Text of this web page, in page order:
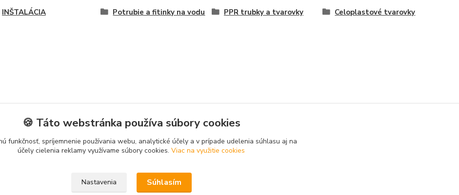
INŠTALÁCIA Potrubie a fitinky na vodu PPR trubky a tvarovky Celoplastové tvarovky
🍪 Táto webstránka používa súbory cookies
funkčnosť, spríjemnenie používania webu, analytické účely a v prípade udelenia súhlasu aj na
účely cielenia reklamy využívame súbory cookies. Viac na využitie cookies
Nastavenia Súhlasím